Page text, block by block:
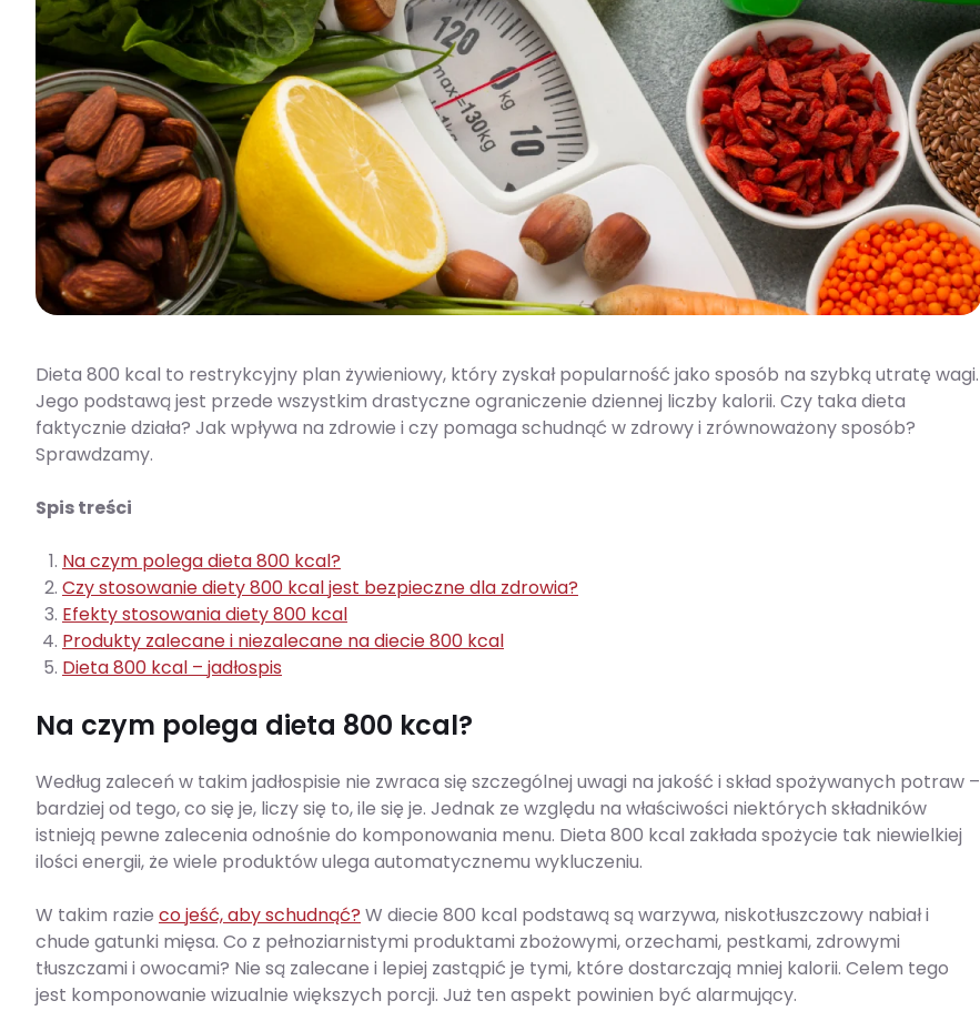
Dieta 800 kcal to restrykcyjny plan żywieniowy, który zyskał popularność jako sposób na szybką utratę wagi.
Jego podstawą jest przede wszystkim drastyczne ograniczenie dziennej liczby kalorii. Czy taka dieta
faktycznie działa? Jak wpływa na zdrowie i czy pomaga schudnąć w zdrowy i zrównoważony sposób?
Sprawdzamy.
Spis treści
Na czym polega dieta 800 kcal?
Czy stosowanie diety 800 kcal jest bezpieczne dla zdrowia?
Efekty stosowania diety 800 kcal
Produkty zalecane i niezalecane na diecie 800 kcal
Dieta 800 kcal – jadłospis
Na czym polega dieta 800 kcal?
Według zaleceń w takim jadłospisie nie zwraca się szczególnej uwagi na jakość i skład spożywanych potraw –
bardziej od tego, co się je, liczy się to, ile się je. Jednak ze względu na właściwości niektórych składników
istnieją pewne zalecenia odnośnie do komponowania menu. Dieta 800 kcal zakłada spożycie tak niewielkiej
ilości energii, że wiele produktów ulega automatycznemu wykluczeniu.
W takim razie co jeść, aby schudnąć? W diecie 800 kcal podstawą są warzywa, niskotłuszczowy nabiał i
chude gatunki mięsa. Co z pełnoziarnistymi produktami zbożowymi, orzechami, pestkami, zdrowymi
tłuszczami i owocami? Nie są zalecane i lepiej zastąpić je tymi, które dostarczają mniej kalorii. Celem tego
jest komponowanie wizualnie większych porcji. Już ten aspekt powinien być alarmujący.